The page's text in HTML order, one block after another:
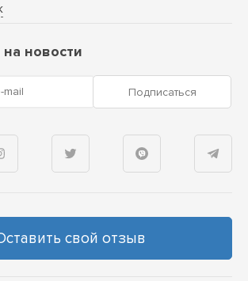
новости
mail Подписаться
свой отзыв